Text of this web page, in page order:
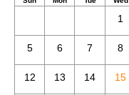
1
5 6 7 8
12 13 14 15